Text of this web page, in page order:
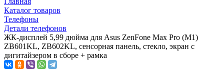
Каталог товаров
Телефоны
Детали телефонов
ЖК-дисплей 5,99 дюйма для Asus ZenFone Max Pro (M1)
ZB601KL, ZB602KL, сенсорная панель, стекло, экран с
дигитайзером в сборе + рамка